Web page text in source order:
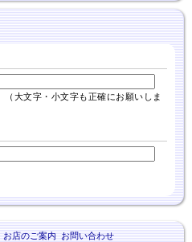
大文字・小文字も正確にお願いしま
お店のご案内 お問い合わせ